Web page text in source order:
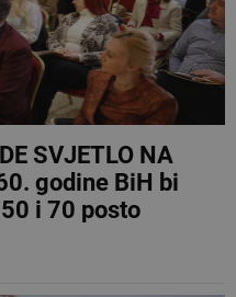
SVJETLO NA
godine BiH bi
i 70 posto